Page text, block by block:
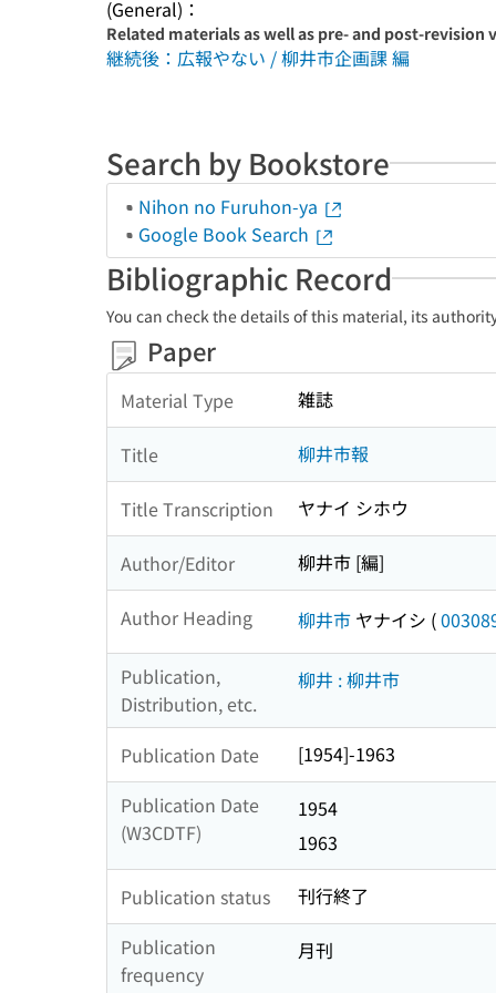
(General)：
Related materials as well as pre- and post-revision
継続後：広報やない / 柳井市企画課 編
Search by Bookstore
Nihon no Furuhon-ya
Google Book Search
Bibliographic Record
You can check the details of this material, its
Paper
Material Type 雑誌
Title 柳井市報
Title Transcription ヤナイ シホウ
Author/Editor 柳井市 [編]
Author Heading 柳井市 ヤナイシ (
Publication,
Distribution, etc.
柳井 : 柳井市
Publication Date
[1954]-1963
Publication Date
(W3CDTF)
1954
1963
Publication status
刊行終了
Publication
frequency
月刊